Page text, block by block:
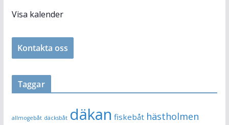
Visa kalender
Kontakta oss
Taggar
allmogebåt däcksbåt däkan fiskebåt hästholmen